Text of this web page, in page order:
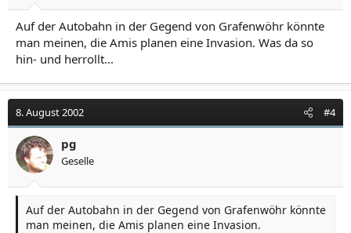
Auf der Autobahn in der Gegend von Grafenwöhr könnte
man meinen, die Amis planen eine Invasion. Was da so
hin- und herrollt...
8. August 2002 #4
pg
Geselle
Auf der Autobahn in der Gegend von Grafenwöhr könnte
man meinen, die Amis planen eine Invasion.